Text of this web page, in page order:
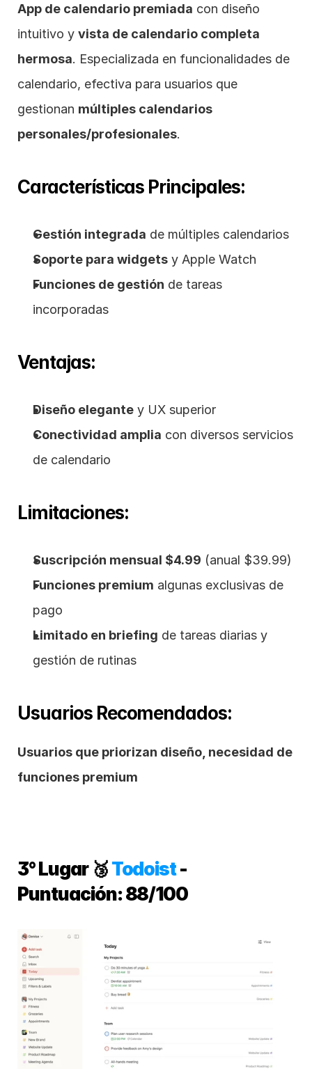
App de calendario premiada con diseño
intuitivo y vista de calendario completa
hermosa. Especializada en funcionalidades de
calendario, efectiva para usuarios que
gestionan múltiples calendarios
personales/profesionales.
Características Principales:
Gestión integrada de múltiples calendarios
Soporte para widgets y Apple Watch
Funciones de gestión de tareas
incorporadas
Ventajas:
Diseño elegante y UX superior
Conectividad amplia con diversos servicios
de calendario
Limitaciones:
Suscripción mensual $4.99 (anual $39.99)
Funciones premium algunas exclusivas de
pago
Limitado en briefing de tareas diarias y
gestión de rutinas
Usuarios Recomendados:
Usuarios que priorizan diseño, necesidad de
funciones premium
3° Lugar 🥉 Todoist -
Puntuación: 88/100